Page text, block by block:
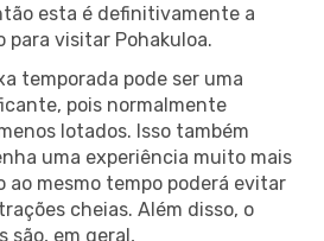
esta é definitivamente a
para visitar Pohakuloa.
temporada pode ser uma
pois normalmente
lotados. Isso também
uma experiência muito mais
mesmo tempo poderá evitar
cheias. Além disso, o
são, em geral,